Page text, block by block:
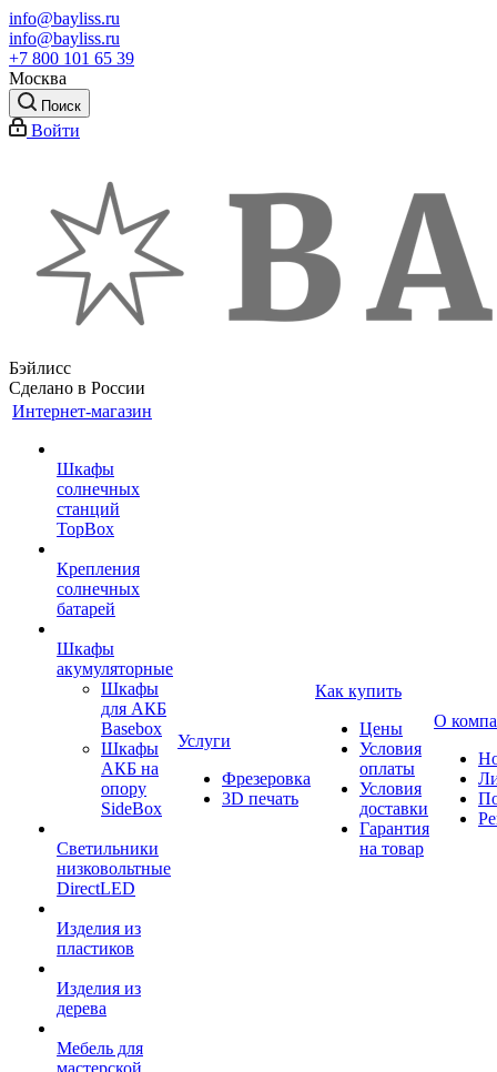
info@bayliss.ru
info@bayliss.ru
+7 800 101 65 39
Москва
Поиск
Войти
Бэйлисс
Сделано в России
Интернет-магазин
Шкафы
солнечных
станций
TopBox
Крепления
солнечных
батарей
Шкафы
акумуляторные
Шкафы
для АКБ
Basebox
Шкафы
АКБ на
опору
SideBox
Светильники
низковольтные
DirectLED
Изделия из
пластиков
Изделия из
дерева
Мебель для
мастерской
Услуги
Фрезеровка
3D печать
Как купить
Цены
Условия
оплаты
Условия
доставки
Гарантия
на товар
О